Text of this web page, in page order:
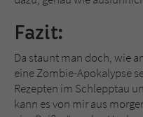
Fazit:
Da staunt man doch, wie
eine Zombie-Apokalypse
Rezepten im Schlepptau
kann es von mir aus